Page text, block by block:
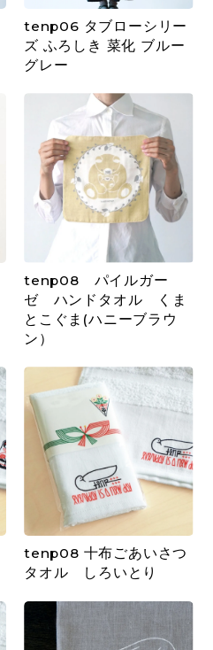
tenp06 タブローシリー
ズ ふろしき 菜化 ブルー
グレー
tenp08 パイルガー
ゼ ハンドタオル くま
とこぐま(ハニーブラウ
ン）
tenp08 十布ごあいさつ
タオル しろいとり